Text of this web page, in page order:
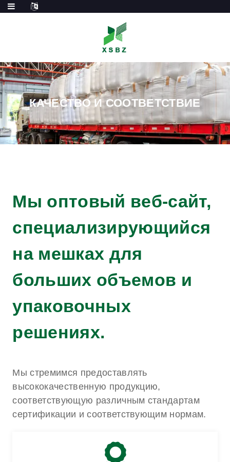
КАЧЕСТВО И СООТВЕТСТВИЕ
Мы оптовый веб-сайт,
специализирующийся
на мешках для
больших объемов и
упаковочных
решениях.
Мы стремимся предоставлять
высококачественную продукцию,
соответствующую различным стандартам
сертификации и соответствующим нормам.